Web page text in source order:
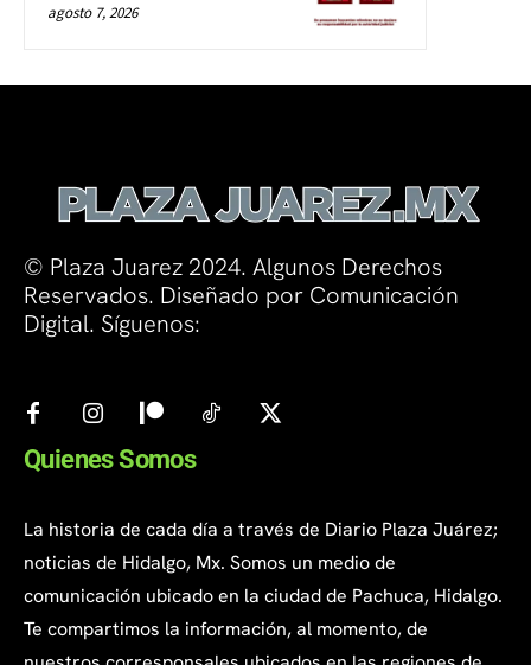
agosto 7, 2026
© Plaza Juarez 2024. Algunos Derechos
Reservados. Diseñado por Comunicación
Digital. Síguenos:
Quienes Somos
La historia de cada día a través de Diario Plaza Juárez;
noticias de Hidalgo, Mx. Somos un medio de
comunicación ubicado en la ciudad de Pachuca, Hidalgo.
Te compartimos la información, al momento, de